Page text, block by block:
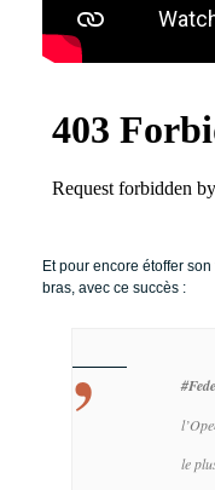
Et pour encore étoffer
bras, avec ce succès :
le